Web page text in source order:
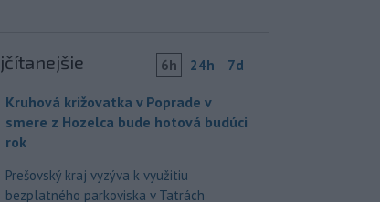
6h 24h 7d
Kruhová križovatka v Poprade v
smere z Hozelca bude hotová budúci
rok
Prešovský kraj vyzýva k využitiu
bezplatného parkoviska v Tatrách